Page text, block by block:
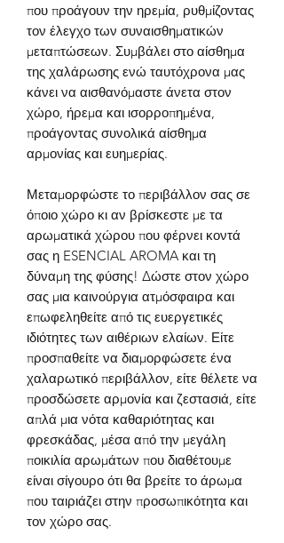
που προάγουν την ηρεμία, ρυθμίζοντας
τον έλεγχο των συναισθηματικών
μεταπτώσεων. Συμβάλει στο αίσθημα
της χαλάρωσης ενώ ταυτόχρονα μας
κάνει να αισθανόμαστε άνετα στον
χώρο, ήρεμα και ισορροπημένα,
προάγοντας συνολικά αίσθημα
αρμονίας και ευημερίας.
Μεταμορφώστε το περιβάλλον σας σε
όποιο χώρο κι αν βρίσκεστε με τα
αρωματικά χώρου που φέρνει κοντά
σας η ESENCIAL AROMA και τη
δύναμη της φύσης! Δώστε στον χώρο
σας μια καινούργια ατμόσφαιρα και
επωφεληθείτε από τις ευεργετικές
ιδιότητες των αιθέριων ελαίων. Είτε
προσπαθείτε να διαμορφώσετε ένα
χαλαρωτικό περιβάλλον, είτε θέλετε να
προσδώσετε αρμονία και ζεστασιά, είτε
απλά μια νότα καθαριότητας και
φρεσκάδας, μέσα από την μεγάλη
ποικιλία αρωμάτων που διαθέτουμε
είναι σίγουρο ότι θα βρείτε το άρωμα
που ταιριάζει στην προσωπικότητα και
τον χώρο σας.